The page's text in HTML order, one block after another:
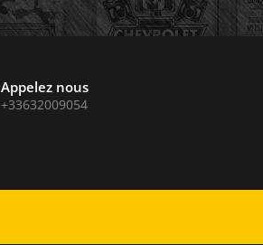
Appelez nous
+33632009054